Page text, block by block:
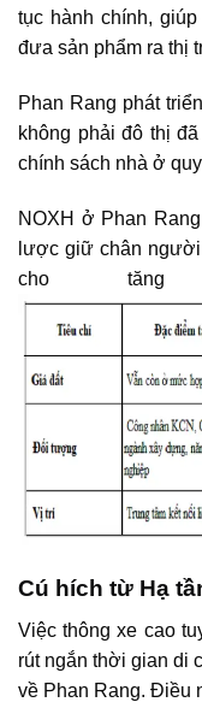
tục hành chính,
đưa sản phẩm ra thị
Phan Rang phát
không phải đô thị
chính sách nhà ở
NOXH ở Phan
lược giữ chân
cho
Cú hích từ Hạ
Việc thông xe cao
rút ngắn thời gian di
về Phan Rang. Điều